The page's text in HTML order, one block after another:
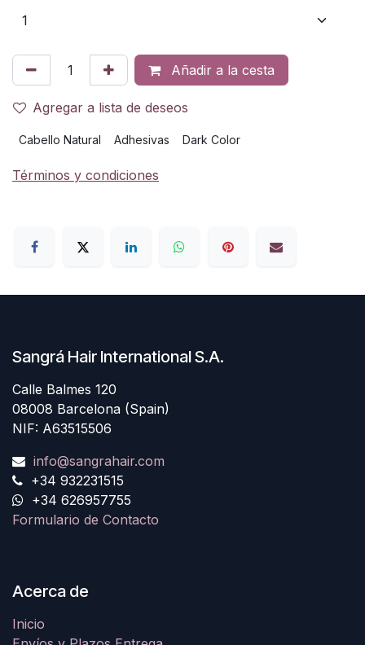
Añadir a la cesta
Agregar a lista de deseos
Cabello Natural Adhesivas Dark Color
Términos y condiciones
Sangrá Hair International S.A.
Calle Balmes 120
08008 Barcelona (Spain)
NIF: A63515506
info@sangrahair.com
+34 932231515
+34 626957755
Formulario de Contacto
Acerca de
Inicio